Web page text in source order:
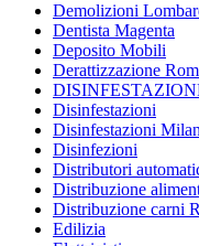
Demolizioni
Dentista Magenta
Deposito Mobili
Derattizzazione
Disinfestazioni
Disinfestazioni
Disinfezioni
Distributori
Distribuzione
Distribuzione carni
Edilizia